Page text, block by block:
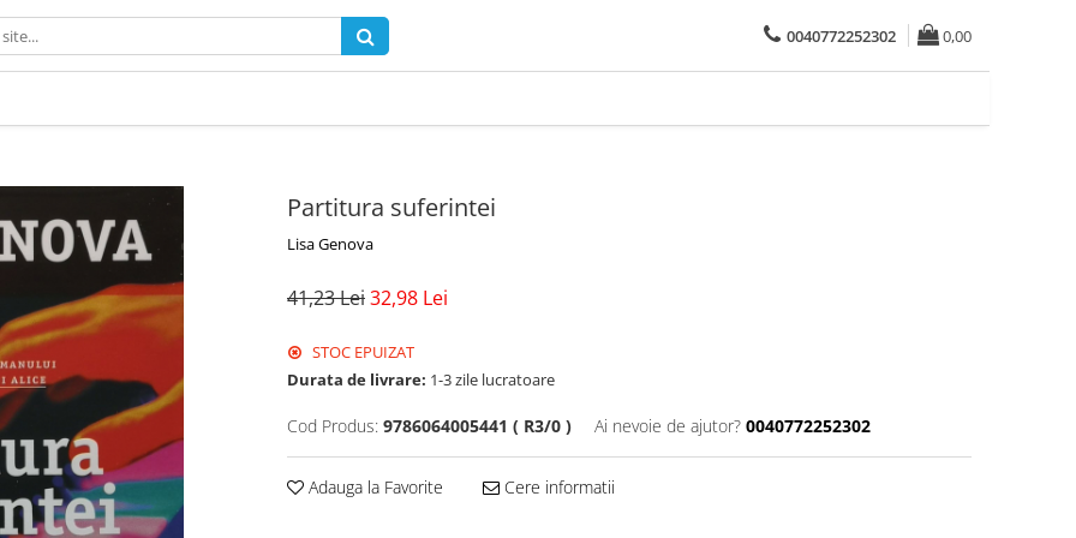
0040772252302 0,00
Partitura suferintei
Lisa Genova
41,23 Lei32,98 Lei
STOC EPUIZAT
Durata de livrare: 1-3 zile lucratoare
Cod Produs: 9786064005441 ( R3/0 ) Ai nevoie de ajutor? 0040772252302
Adauga la Favorite Cere informatii